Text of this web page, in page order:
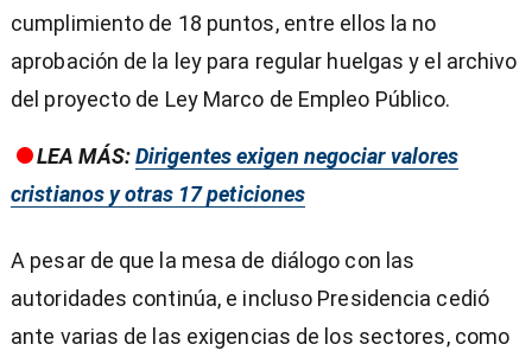
cumplimiento de 18 puntos, entre ellos la no
aprobación de la ley para regular huelgas y el archivo
del proyecto de Ley Marco de Empleo Público.
LEA MÁS:Dirigentes exigen negociar valores
cristianos y otras 17 peticiones
A pesar de que la mesa de diálogo con las
autoridades continúa, e incluso Presidencia cedió
ante varias de las exigencias de los sectores, como